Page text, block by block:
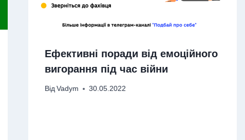
Ефективні поради від емоційного
вигорання під час війни
Від Vadym 30.05.2022